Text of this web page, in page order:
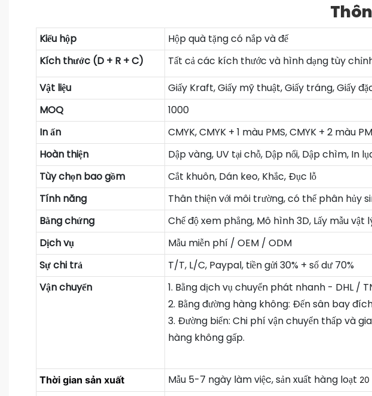
Kiểu hộp
Hộp quà tặng có nắp và đế
Kích thước (D + R + C)
Tất cả các kích thước và hình dạng tùy
Vật liệu
Giấy Kraft, Giấy mỹ thuật, Giấy tráng, Giấy
MOQ
1000
In ấn
CMYK, CMYK + 1 màu PMS, CMYK + 2 màu
Hoàn thiện
Dập vàng, UV tại chỗ, Dập nổi, Dập chìm, In
Tùy chọn bao gồm
Cắt khuôn, Dán keo, Khắc, Đục lỗ
Tính năng
Thân thiện với môi trường, có thể phân hủy
Bằng chứng
Chế độ xem phẳng, Mô hình 3D, Lấy mẫu vật
Dịch vụ
Mẫu miễn phí / OEM / ODM
Sự chi trả
T/T, L/C, Paypal, tiền gửi 30% + số dư 70%
Vận chuyển
1. Bằng dịch vụ chuyển phát nhanh - DHL /
2. Bằng đường hàng không: Đến sân bay
3. Đường biển: Chi phí vận chuyển thấp và
hàng không gấp.
Thời gian sản xuất Mẫu 5-7 ngày làm việc, sản xuất hàng loạt 20